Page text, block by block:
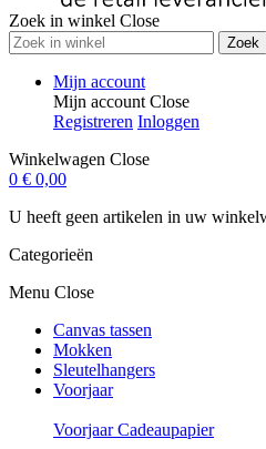
Zoek in winkel Close
Zoek
Mijn account
Mijn account Close
Registreren Inloggen
Winkelwagen Close
0 € 0,00
U heeft geen artikelen in uw
Categorieën
Menu Close
Canvas tassen
Mokken
Sleutelhangers
Voorjaar
Voorjaar Cadeaupapier